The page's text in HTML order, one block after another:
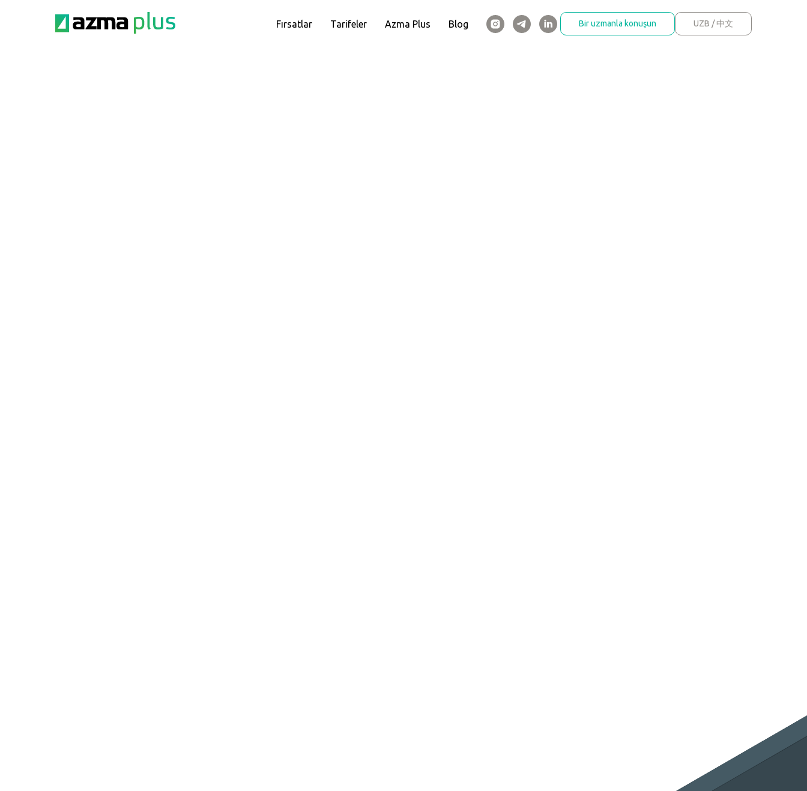
Fırsatlar Tarifeler Azma Plus Blog Bir uzmanla konuşun UZB / 中文